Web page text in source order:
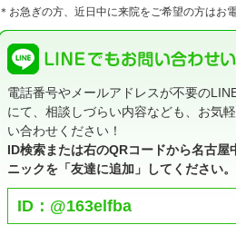
＊お急ぎの方、近日中に来院をご希望の方はお
電話番号やメールアドレスが不要の
にて、相談しづらい内容なども、お気
い合わせください！
ID検索または右のQRコードから名古屋
ニックを「友達に追加」してください。
ID：@163elfba